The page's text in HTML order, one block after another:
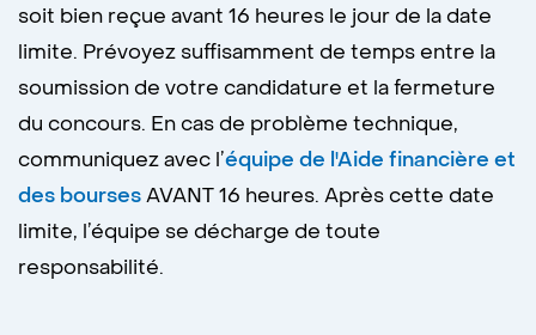
soit bien reçue avant 16 heures le jour de la date
limite. Prévoyez suffisamment de temps entre la
soumission de votre candidature et la fermeture
du concours. En cas de problème technique,
communiquez avec l’équipe de l'Aide financière et
des boursesAVANT 16 heures. Après cette date
limite, l’équipe se décharge de toute
responsabilité.